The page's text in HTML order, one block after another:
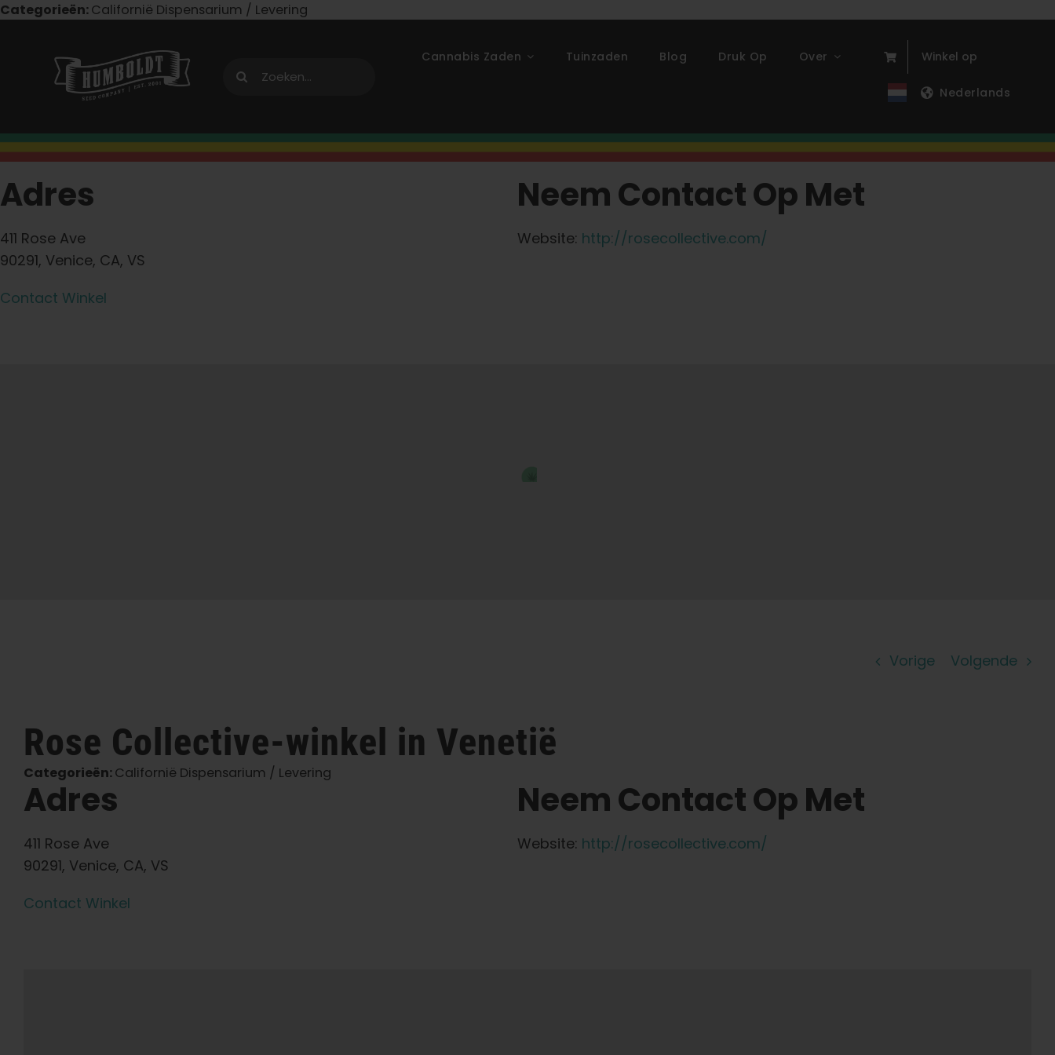
Overslaan
Categorieën:Californië Dispensarium / Levering
Zoeken:
Cannabis Zaden Tuinzaden Blog Druk Op Over Winkel op
Nederlands
Adres
411 Rose Ave
90291, Venice, CA, VS
Neem Contact Op Met
Website: http://rosecollective.com/
Contact Winkel
Vorige Volgende
Rose Collective-winkel in Venetië
Categorieën:Californië Dispensarium / Levering
Adres
411 Rose Ave
90291, Venice, CA, VS
Neem Contact Op Met
Website: http://rosecollective.com/
Contact Winkel